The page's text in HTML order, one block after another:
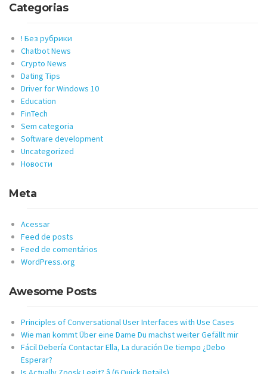
Categorias
! Без рубрики
Chatbot News
Crypto News
Dating Tips
Driver for Windows 10
Education
FinTech
Sem categoria
Software development
Uncategorized
Новости
Meta
Acessar
Feed de posts
Feed de comentários
WordPress.org
Awesome Posts
Principles of Conversational User Interfaces with Use Cases
Wie man kommt Über eine Dame Du machst weiter Gefällt mir
Fácil Debería Contactar Ella, La duración De tiempo ¿Debo
Esperar?